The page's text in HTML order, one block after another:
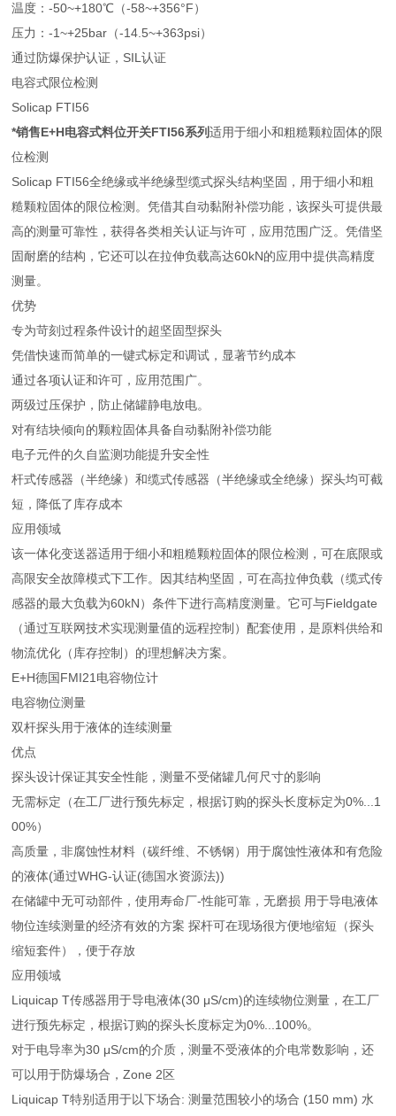
温度：-50~+180℃（-58~+356°F）
压力：-1~+25bar（-14.5~+363psi）
通过防爆保护认证，SIL认证
电容式限位检测
Solicap FTI56
*销售E+H电容式料位开关FTI56系列适用于细小和粗糙颗粒固体的限
位检测
Solicap FTI56全绝缘或半绝缘型缆式探头结构坚固，用于细小和粗
糙颗粒固体的限位检测。凭借其自动黏附补偿功能，该探头可提供最
高的测量可靠性，获得各类相关认证与许可，应用范围广泛。凭借坚
固耐磨的结构，它还可以在拉伸负载高达60kN的应用中提供高精度
测量。
优势
专为苛刻过程条件设计的超坚固型探头
凭借快速而简单的一键式标定和调试，显著节约成本
通过各项认证和许可，应用范围广。
两级过压保护，防止储罐静电放电。
对有结块倾向的颗粒固体具备自动黏附补偿功能
电子元件的久自监测功能提升安全性
杆式传感器（半绝缘）和缆式传感器（半绝缘或全绝缘）探头均可截
短，降低了库存成本
应用领域
该一体化变送器适用于细小和粗糙颗粒固体的限位检测，可在底限或
高限安全故障模式下工作。因其结构坚固，可在高拉伸负载（缆式传
感器的最大负载为60kN）条件下进行高精度测量。它可与Fieldgate
（通过互联网技术实现测量值的远程控制）配套使用，是原料供给和
物流优化（库存控制）的理想解决方案。
E+H德国FMI21电容物位计
电容物位测量
双杆探头用于液体的连续测量
优点
探头设计保证其安全性能，测量不受储罐几何尺寸的影响
无需标定（在工厂进行预先标定，根据订购的探头长度标定为0%...1
00%）
高质量，非腐蚀性材料（碳纤维、不锈钢）用于腐蚀性液体和有危险
的液体(通过WHG-认证(德国水资源法))
在储罐中无可动部件，使用寿命厂-性能可靠，无磨损 用于导电液体
物位连续测量的经济有效的方案 探杆可在现场很方便地缩短（探头
缩短套件），便于存放
应用领域
Liquicap T传感器用于导电液体(30 μS/cm)的连续物位测量，在工厂
进行预先标定，根据订购的探头长度标定为0%...100%。
对于电导率为30 μS/cm的介质，测量不受液体的介电常数影响，还
可以用于防爆场合，Zone 2区
Liquicap T特别适用于以下场合: 测量范围较小的场合 (150 mm) 水